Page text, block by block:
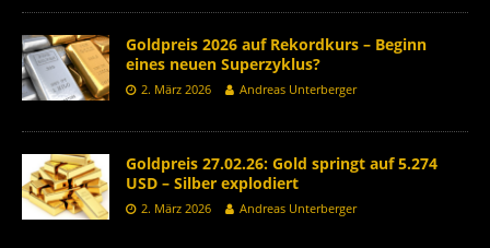
Goldpreis 2026 auf Rekordkurs – Beginn
eines neuen Superzyklus?
2. März 2026 Andreas Unterberger
Goldpreis 27.02.26: Gold springt auf 5.274
USD – Silber explodiert
2. März 2026 Andreas Unterberger